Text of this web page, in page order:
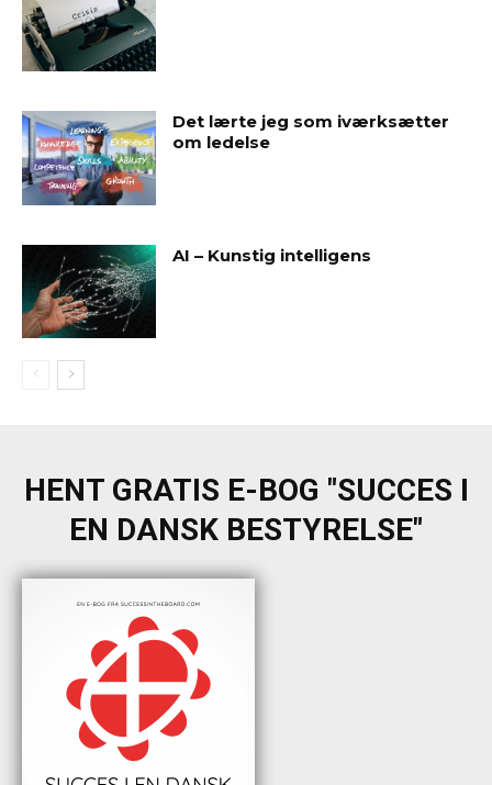
Det lærte jeg som iværksætter
om ledelse
AI – Kunstig intelligens
HENT GRATIS E-BOG "SUCCES I
EN DANSK BESTYRELSE"